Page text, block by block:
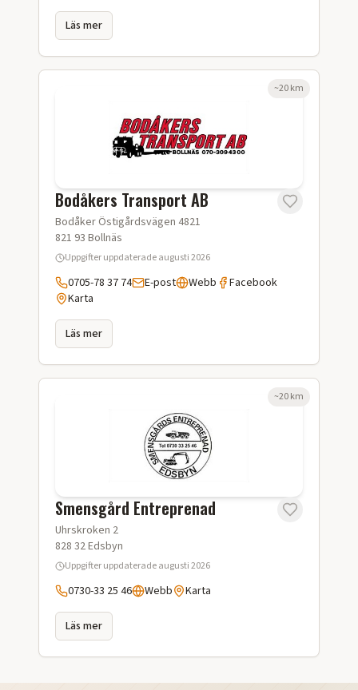
Läs mer
Bodåkers Transport AB
Bodåker Östigårdsvägen 4821
821 93 Bollnäs
Uppgifter uppdateradeaugusti 2026
0705-78 37 74 E-post Webb
Facebook
Karta
Läs mer
~20km
Smensgård Entreprenad
Uhrskroken 2
828 32Edsbyn
Uppgifter uppdateradeaugusti 2026
0730-33 25 46 Webb Karta
Läs mer
~20km